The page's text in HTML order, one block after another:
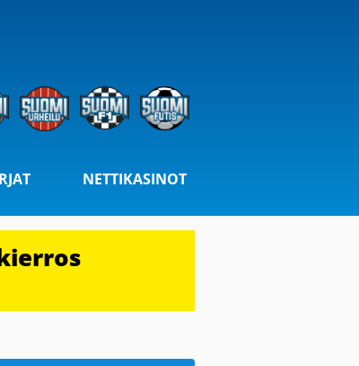
NETTIKASINOT